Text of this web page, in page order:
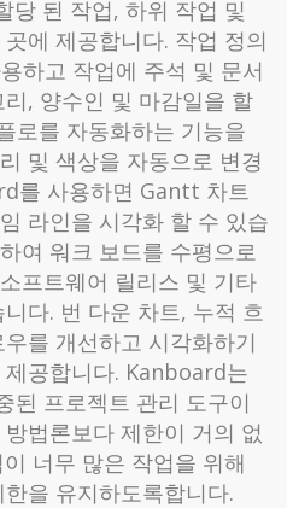
당 된 작업, 하위 작업 및
에 제공합니다. 작업 정의
하고 작업에 주석 및 문서
, 양수인 및 마감일을 할
로를 자동화하는 기능을
및 색상을 자동으로 변경
를 사용하면 Gantt 차트
라인을 시각화 할 수 있습
여 워크 보드를 수평으로
프트웨어 릴리스 및 기타
다. 번 다운 차트, 누적 흐
를 개선하고 시각화하기
공합니다. Kanboard는
된 프로젝트 관리 도구이
법론보다 제한이 거의 없
너무 많은 작업을 위해
을 유지하도록합니다.